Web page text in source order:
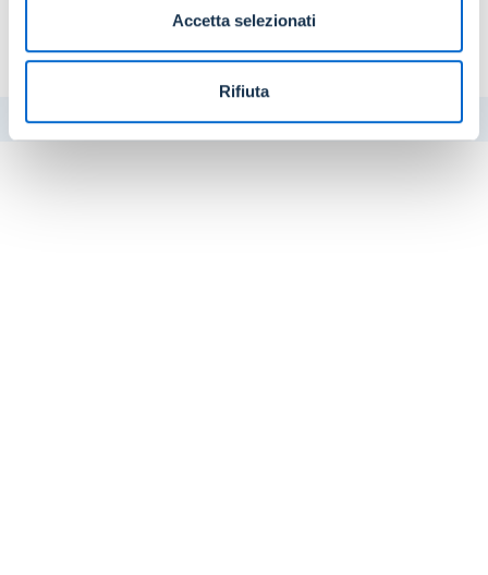
Accetta selezionati
Rifiuta
organizzativo lavoro agile” (POLA)
STAMPA CONDIVIDI